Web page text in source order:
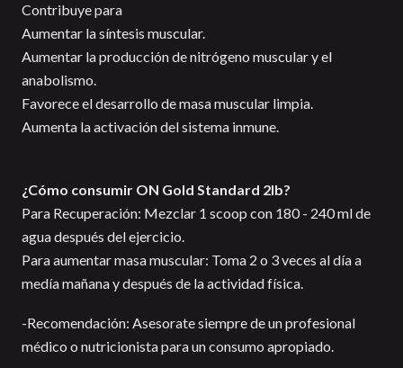
Contribuye para
Aumentar la síntesis muscular.
Aumentar la producción de nitrógeno muscular y el
anabolismo.
Favorece el desarrollo de masa muscular limpia.
Aumenta la activación del sistema inmune.
¿Cómo consumir ON Gold Standard 2lb?
Para Recuperación: Mezclar 1 scoop con 180 - 240 ml de
agua después del ejercicio.
Para aumentar masa muscular: Toma 2 o 3 veces al día a
medía mañana y después de la actividad física.
-Recomendación: Asesorate siempre de un profesional
médico o nutricionista para un consumo apropiado.